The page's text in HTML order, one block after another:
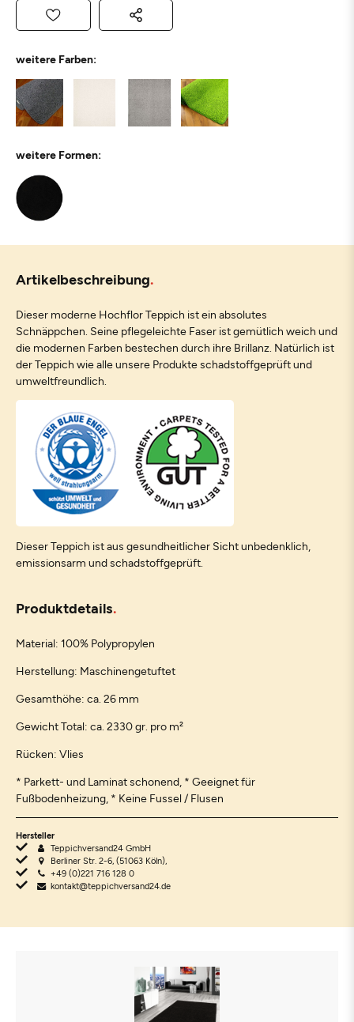
weitere Farben:
weitere Formen:
Artikelbeschreibung
Dieser moderne Hochflor Teppich ist ein absolutes
Schnäppchen. Seine pflegeleichte Faser ist gemütlich weich und
die modernen Farben bestechen durch ihre Brillanz. Natürlich ist
der Teppich wie alle unsere Produkte schadstoffgeprüft und
umweltfreundlich.
Dieser Teppich ist aus gesundheitlicher Sicht unbedenklich,
emissionsarm und schadstoffgeprüft.
Produktdetails
Material: 100% Polypropylen
Herstellung: Maschinengetuftet
Gesamthöhe: ca. 26 mm
Gewicht Total: ca. 2330 gr. pro m²
Rücken: Vlies
* Parkett- und Laminat schonend, * Geeignet für
Fußbodenheizung, * Keine Fussel / Flusen
Hersteller
Teppichversand24 GmbH
Berliner Str. 2-6, (51063 Köln),
+49 (0)221 716 128 0
kontakt@teppichversand24.de